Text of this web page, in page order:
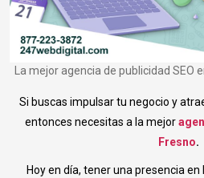
La mejor agencia de publicidad SEO
Si buscas impulsar tu negocio y
entonces necesitas a la mejor
Fresno.
Hoy en día, tener una presencia